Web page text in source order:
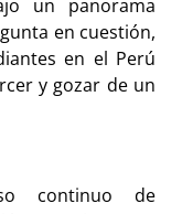
un panorama
en cuestión,
en el Perú
y gozar de un
continuo de